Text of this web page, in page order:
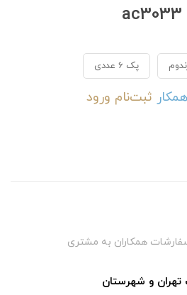
پک 6 عددی
ثبت‌نام ورود
همکاران به مشتری
تهران و شهرستان